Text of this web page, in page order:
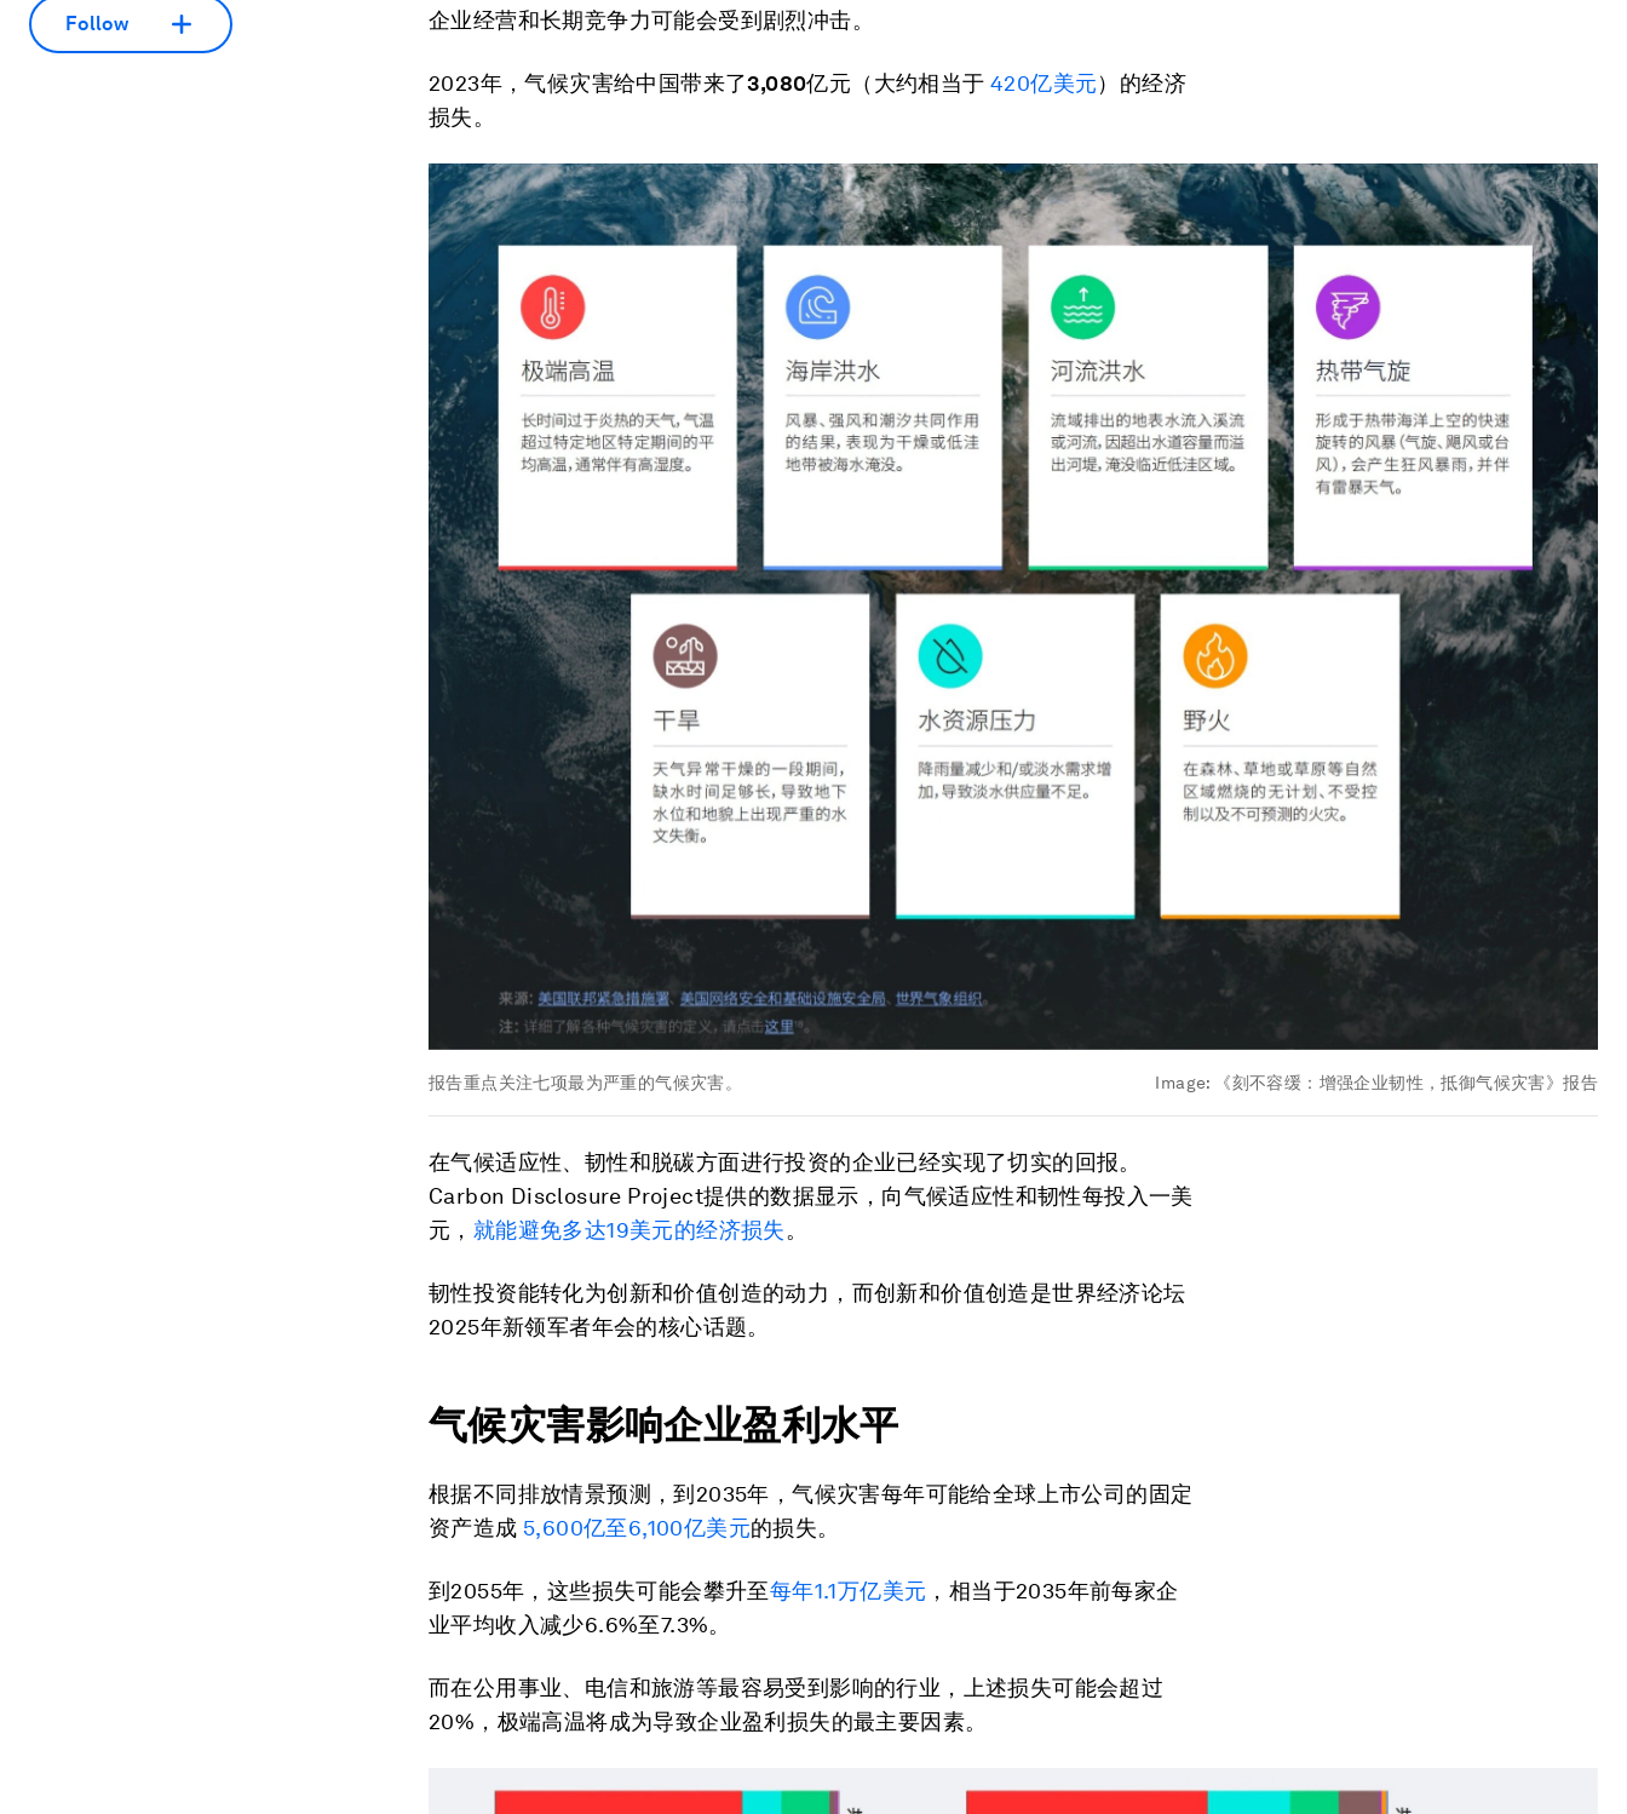
Follow
企业经营和长期竞争力可能会受到剧烈冲击。
2023年，气候灾害给中国带来了3,080亿元（大约相当于420亿美元）的经济
损失。
报告重点关注七项最为严重的气候灾害。 Image: 《刻不容缓：增强企业韧性，抵御气候灾害》报告
在气候适应性、韧性和脱碳方面进行投资的企业已经实现了切实的回报。
Carbon Disclosure Project提供的数据显示，向气候适应性和韧性每投入一美
元， 就能避免多达19美元的经济损失。
韧性投资能转化为创新和价值创造的动力，而创新和价值创造是世界经济论坛
2025年新领军者年会的核心话题。
气候灾害影响企业盈利水平
根据不同排放情景预测，到2035年，气候灾害每年可能给全球上市公司的固定
资产造成 5,600亿至6,100亿美元的损失。
到2055年，这些损失可能会攀升至每年1.1万亿美元 ，相当于2035年前每家企
业平均收入减少6.6%至7.3%。
而在公用事业、电信和旅游等最容易受到影响的行业，上述损失可能会超过
20%，极端高温将成为导致企业盈利损失的最主要因素。